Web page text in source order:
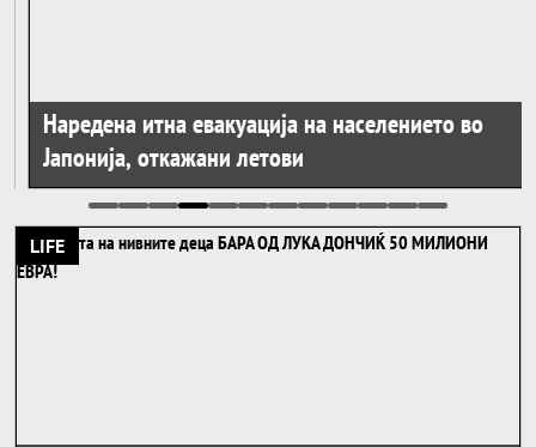
Наредена итна евакуација на населението во
Јапонија, откажани летови
LIFE